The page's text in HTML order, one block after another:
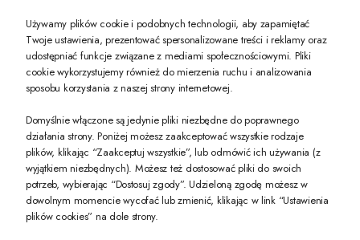
PREZENT DLA CIEBIE!
-10% na pierwsze zakupy na zeccoro.pl Gdy zapiszesz się do naszego
Twoje dane będą przetwarzane zgodnie z nasząpolityką prywatności
POKAŻ PEŁNĄ WERSJĘ STRONY
Używamy plików cookie i podobnych technologii, aby zapamiętać
Twoje ustawienia, prezentować spersonalizowane treści i reklamy oraz
udostępniać funkcje związane z mediami społecznościowymi. Pliki
cookie wykorzystujemy również do mierzenia ruchu i analizowania
sposobu korzystania z naszej strony internetowej.
Domyślnie włączone są jedynie pliki niezbędne do poprawnego
działania strony. Poniżej możesz zaakceptować wszystkie rodzaje
plików, klikając “Zaakceptuj wszystkie”, lub odmówić ich używania (z
wyjątkiem niezbędnych). Możesz też dostosować pliki do swoich
potrzeb, wybierając “Dostosuj zgody”. Udzieloną zgodę możesz w
dowolnym momencie wycofać lub zmienić, klikając w link “Ustawienia
plików cookies” na dole strony.